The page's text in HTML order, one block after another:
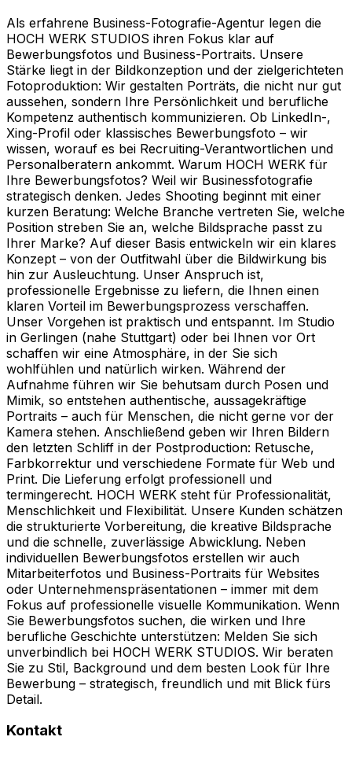
Als erfahrene Business-Fotografie-Agentur legen die
HOCH WERK STUDIOS ihren Fokus klar auf
Bewerbungsfotos und Business-Portraits. Unsere
Stärke liegt in der Bildkonzeption und der zielgerichteten
Fotoproduktion: Wir gestalten Porträts, die nicht nur gut
aussehen, sondern Ihre Persönlichkeit und berufliche
Kompetenz authentisch kommunizieren. Ob LinkedIn-,
Xing-Profil oder klassisches Bewerbungsfoto – wir
wissen, worauf es bei Recruiting-Verantwortlichen und
Personalberatern ankommt. Warum HOCH WERK für
Ihre Bewerbungsfotos? Weil wir Businessfotografie
strategisch denken. Jedes Shooting beginnt mit einer
kurzen Beratung: Welche Branche vertreten Sie, welche
Position streben Sie an, welche Bildsprache passt zu
Ihrer Marke? Auf dieser Basis entwickeln wir ein klares
Konzept – von der Outfitwahl über die Bildwirkung bis
hin zur Ausleuchtung. Unser Anspruch ist,
professionelle Ergebnisse zu liefern, die Ihnen einen
klaren Vorteil im Bewerbungsprozess verschaffen.
Unser Vorgehen ist praktisch und entspannt. Im Studio
in Gerlingen (nahe Stuttgart) oder bei Ihnen vor Ort
schaffen wir eine Atmosphäre, in der Sie sich
wohlfühlen und natürlich wirken. Während der
Aufnahme führen wir Sie behutsam durch Posen und
Mimik, so entstehen authentische, aussagekräftige
Portraits – auch für Menschen, die nicht gerne vor der
Kamera stehen. Anschließend geben wir Ihren Bildern
den letzten Schliff in der Postproduction: Retusche,
Farbkorrektur und verschiedene Formate für Web und
Print. Die Lieferung erfolgt professionell und
termingerecht. HOCH WERK steht für Professionalität,
Menschlichkeit und Flexibilität. Unsere Kunden schätzen
die strukturierte Vorbereitung, die kreative Bildsprache
und die schnelle, zuverlässige Abwicklung. Neben
individuellen Bewerbungsfotos erstellen wir auch
Mitarbeiterfotos und Business-Portraits für Websites
oder Unternehmenspräsentationen – immer mit dem
Fokus auf professionelle visuelle Kommunikation. Wenn
Sie Bewerbungsfotos suchen, die wirken und Ihre
berufliche Geschichte unterstützen: Melden Sie sich
unverbindlich bei HOCH WERK STUDIOS. Wir beraten
Sie zu Stil, Background und dem besten Look für Ihre
Bewerbung – strategisch, freundlich und mit Blick fürs
Detail.
Kontakt